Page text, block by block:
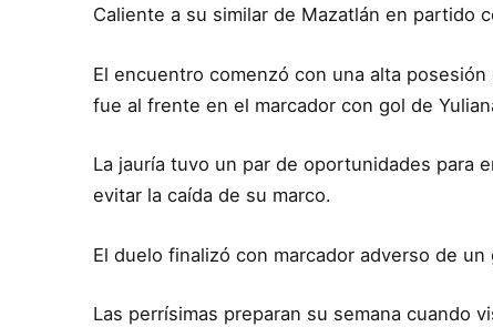
Caliente a su similar de Mazatlán en partido
El encuentro comenzó con una alta
fue al frente en el marcador con gol de
La jauría tuvo un par de oportunidades para
evitar la caída de su marco.
El duelo finalizó con marcador adverso de
Las perrísimas preparan su semana cuando